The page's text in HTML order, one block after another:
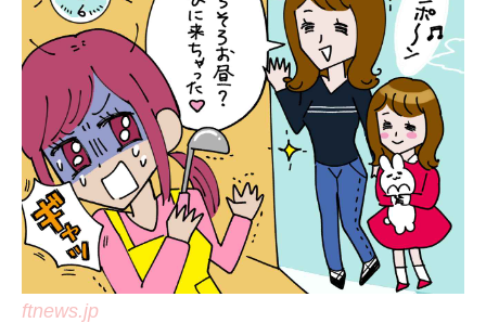
ftnews.jp